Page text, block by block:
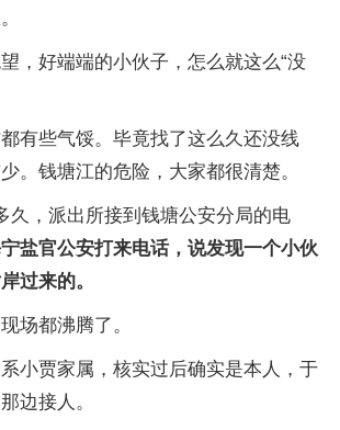
，好端端的小伙子，怎么就这么“没
有些气馁。毕竟找了这么久还没线
。钱塘江的危险，大家都很清楚。
久，派出所接到钱塘公安分局的电
盐官公安打来电话，说发现一个小伙
过来的。
场都沸腾了。
小贾家属，核实过后确实是本人，于
边接人。